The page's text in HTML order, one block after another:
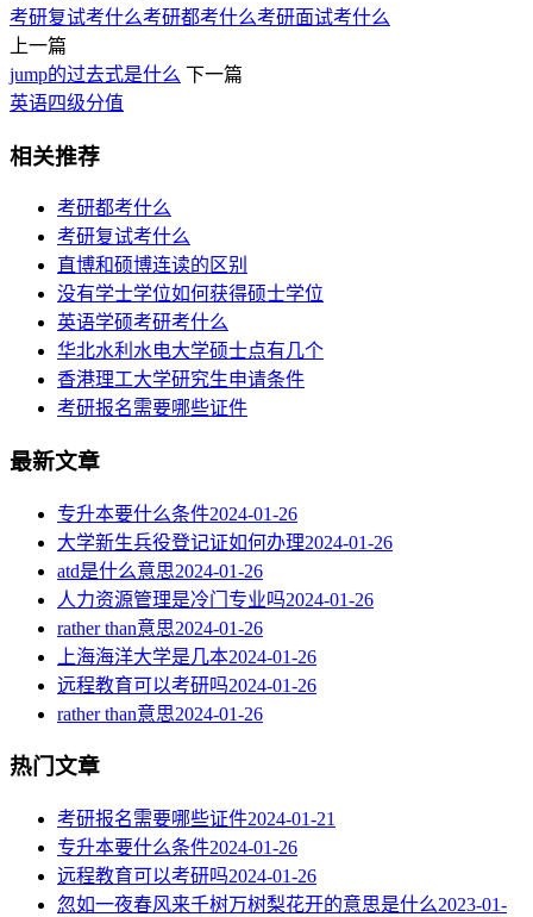
考研复试考什么考研都考什么考研面试考什么
上一篇
jump的过去式是什么 下一篇
英语四级分值
相关推荐
考研都考什么
考研复试考什么
直博和硕博连读的区别
没有学士学位如何获得硕士学位
英语学硕考研考什么
华北水利水电大学硕士点有几个
香港理工大学研究生申请条件
考研报名需要哪些证件
最新文章
专升本要什么条件2024-01-26
大学新生兵役登记证如何办理2024-01-26
atd是什么意思2024-01-26
人力资源管理是冷门专业吗2024-01-26
rather than意思2024-01-26
上海海洋大学是几本2024-01-26
远程教育可以考研吗2024-01-26
rather than意思2024-01-26
热门文章
考研报名需要哪些证件2024-01-21
专升本要什么条件2024-01-26
远程教育可以考研吗2024-01-26
忽如一夜春风来千树万树梨花开的意思是什么2023-01-